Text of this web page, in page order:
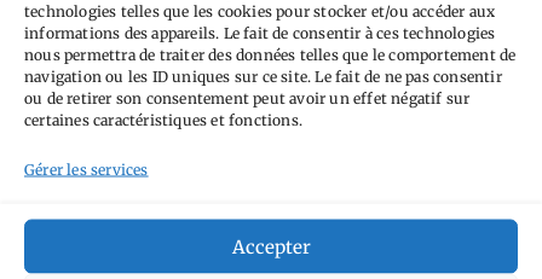
technologies telles que les cookies pour stocker et/ou accéder aux
informations des appareils. Le fait de consentir à ces technologies
nous permettra de traiter des données telles que le comportement de
navigation ou les ID uniques sur ce site. Le fait de ne pas consentir
ou de retirer son consentement peut avoir un effet négatif sur
certaines caractéristiques et fonctions.
Gérer les services
Accepter
Tags
AilleursAimez-vous bordelAllemagne Andorre
Anti tourismeBarBelgique
perchéCircuit
Academy Hauts-de-France Hébergement JaponJournées
La Défense